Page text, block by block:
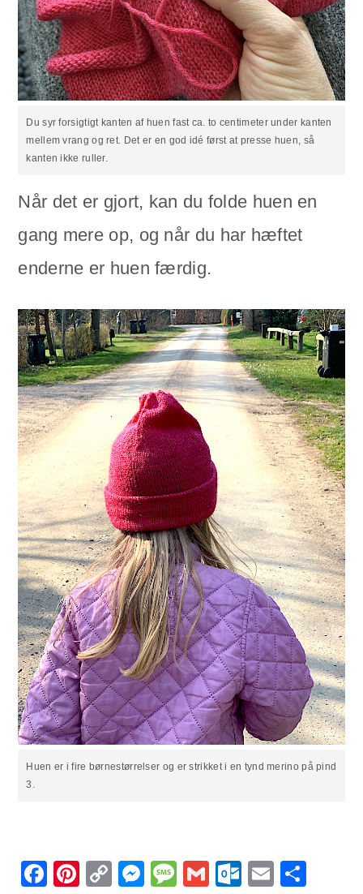
Du syr forsigtigt kanten af huen fast ca. to centimeter under kanten
mellem vrang og ret. Det er en god idé først at presse huen, så
kanten ikke ruller.
Når det er gjort, kan du folde huen en
gang mere op, og når du har hæftet
enderne er huen færdig.
Huen er i fire børnestørrelser og er strikket i en tynd merino på pind
3.
Facebook
Pinterest
CopyMessenger
Message
Gmail Email